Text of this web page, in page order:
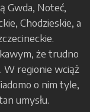
Gwda, Noteć,
Chodzieskie, a
że trudno
W regionie wciąż
o nim tyle,
umysłu.